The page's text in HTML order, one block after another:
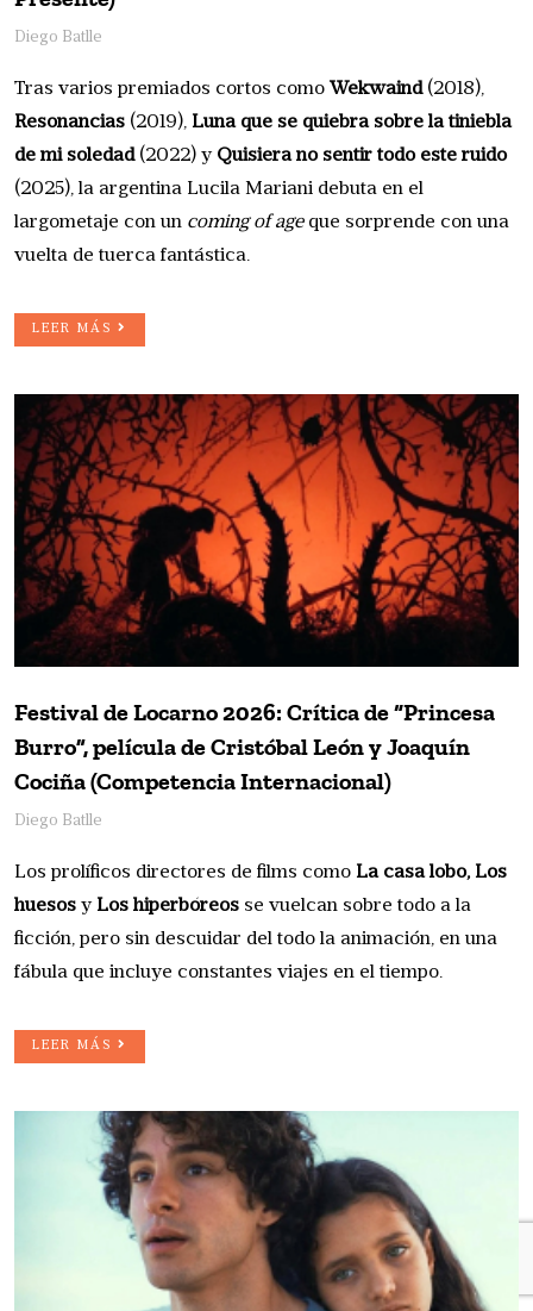
Diego Batlle
Tras varios premiados cortos como Wekwaind(2018),
Resonancias (2019), Luna que se quiebra sobre la tiniebla
de mi soledad(2022) y Quisiera no sentir todo este ruido
(2025), la argentina Lucila Mariani debuta en el
largometaje con un coming of ageque sorprende con una
vuelta de tuerca fantástica.
LEER MÁS
Festival de Locarno 2026: Crítica de “Princesa
Burro”, película de Cristóbal León y Joaquín
Cociña (Competencia Internacional)
Diego Batlle
Los prolíficos directores de films como La casa lobo, Los
huesos yLos hiperbóreos se vuelcan sobre todo a la
ficción, pero sin descuidar del todo la animación, en una
fábula que incluye constantes viajes en el tiempo.
LEER MÁS